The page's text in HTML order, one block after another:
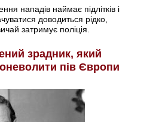
нападів наймає підлітків і
доводиться рідко,
затримує поліція.
зрадник, який
пів Європи